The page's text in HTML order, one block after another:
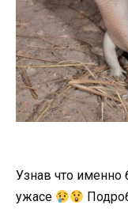
Узнав что именно
ужасе